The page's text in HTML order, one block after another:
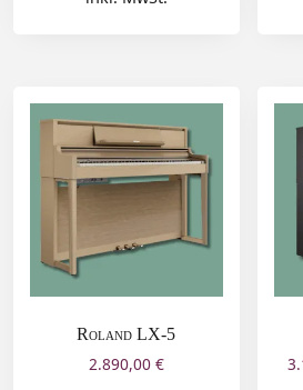
Roland LX-5
2.890,00 €